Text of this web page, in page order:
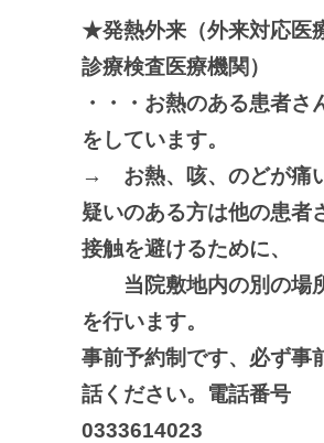
★発熱外来（外来対応医
診療検査医療機関）
・・・お熱のある患者さ
をしています。
→ お熱、咳、のどが痛
疑いのある方は他の患者
接触を避けるために、
当院敷地内の別の場
を行います。
事前予約制です、必ず事
話ください。電話番号
0333614023